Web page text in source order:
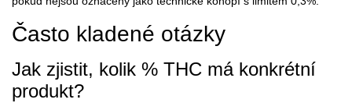
Často kladené otázky
Jak zjistit, kolik % THC má konkrétní
produkt?